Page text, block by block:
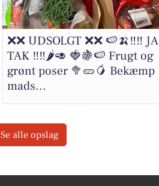
❌❌ UDSOLGT ❌❌ 🍉🍌‼️‼️ JA
TAK ‼️‼️🌶️🥑 🍓🍇🍉 Frugt og
grønt poser 🥦🥒🥭 Bekæmp
mads...
Se alle opslag